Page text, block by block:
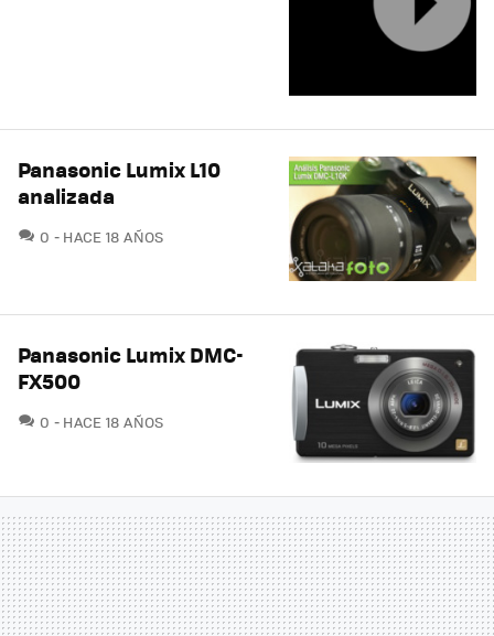
Panasonic Lumix L10
analizada
0 COMENTARIOS
HACE 18 AÑOS
Panasonic Lumix DMC-
FX500
0 COMENTARIOS
HACE 18 AÑOS